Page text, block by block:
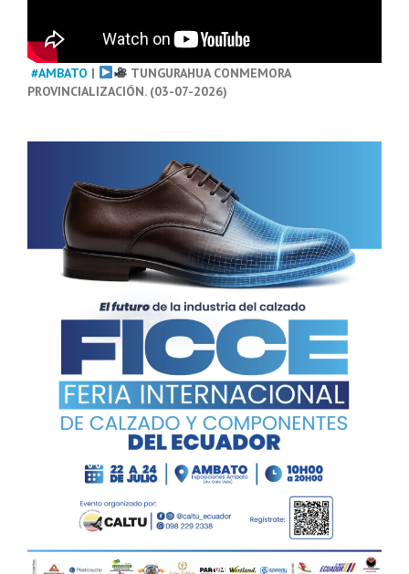
#AMBATO |
TUNGURAHUA CONMEMORA
PROVINCIALIZACIÓN. (03-07-2026)